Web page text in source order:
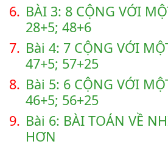
6. BÀI 3: 8 CỘNG VỚI
28+5; 48+6
7. Bài 4: 7 CỘNG VỚI
47+5; 57+25
8. Bài 5: 6 CỘNG VỚI
46+5; 56+25
9. Bài 6: BÀI TOÁN VỀ
HƠN